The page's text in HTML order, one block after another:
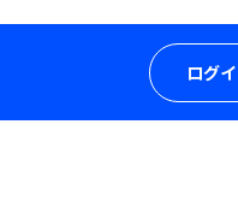
ログ